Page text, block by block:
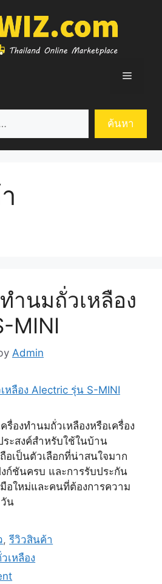
Menu
ค้นหา
ำนมถั่วเหลือง
MINI
Admin
องทำนมถั่วเหลืองหรือเครื่อง
ระสงค์สำหรับใช้ในบ้าน
อเป็นตัวเลือกที่น่าสนใจมาก
ก์ชันครบ และการรับประกัน
อใหม่และคนที่ต้องการความ
น
,รีวิวสินค้า
เหลือง